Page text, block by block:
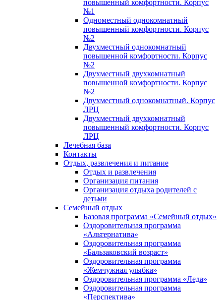
повышенный комфортности. Корпус
№1
Одноместный однокомнатный
повышенный комфортности. Корпус
№2
Двухместный однокомнатный
повышенной комфортности. Корпус
№2
Двухместный двухкомнатный
повышенной комфортности. Корпус
№2
Двухместный однокомнатный. Корпус
ЛРЦ
Двухместный двухкомнатный
повышенный комфортности. Корпус
ЛРЦ
Лечебная база
Контакты
Отдых, развлечения и питание
Отдых и развлечения
Организация питания
Организация отдыха родителей с
детьми
Семейный отдых
Базовая программа «Семейный отдых»
Оздоровительная программа
«Альтернатива»
Оздоровительная программа
«Бальзаковский возраст»
Оздоровительная программа
«Жемчужная улыбка»
Оздоровительная программа «Леда»
Оздоровительная программа
«Перспектива»